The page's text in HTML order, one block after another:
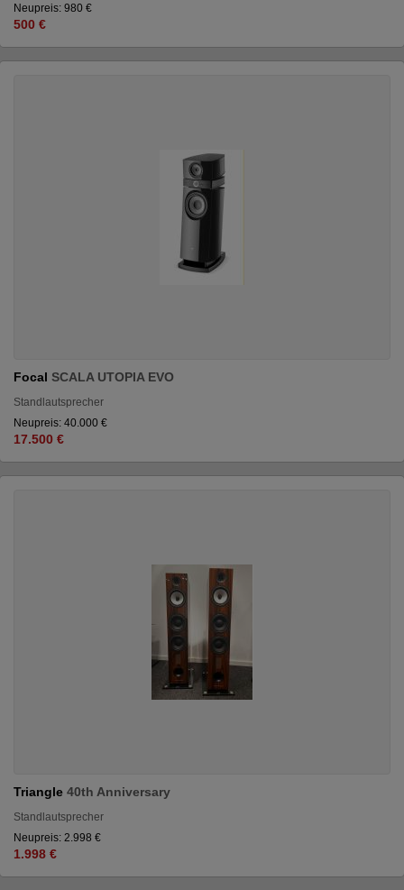
Neupreis: 980 €
500 €
Focal SCALA UTOPIA EVO
Standlautsprecher
Neupreis: 40.000 €
17.500 €
Triangle 40th Anniversary
Standlautsprecher
Neupreis: 2.998 €
1.998 €